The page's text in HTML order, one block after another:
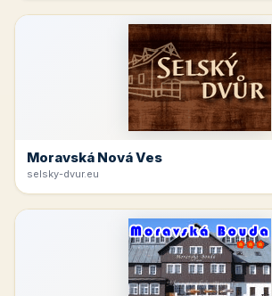
Moravská Nová Ves
selsky-dvur.eu